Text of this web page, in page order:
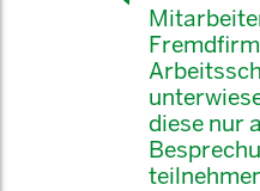
diese nur